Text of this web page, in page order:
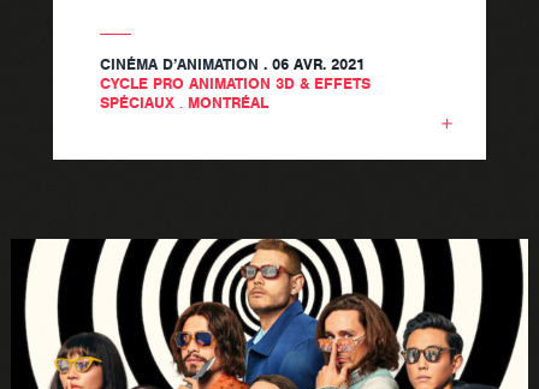
CINÉMA D’ANIMATION . 06 AVR. 2021
CYCLE PRO ANIMATION 3D & EFFETS
SPÉCIAUX. MONTRÉAL